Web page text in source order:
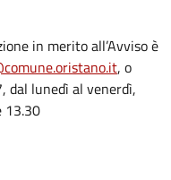
in merito all’Avviso è
, o
dal lunedì al venerdì,
13.30